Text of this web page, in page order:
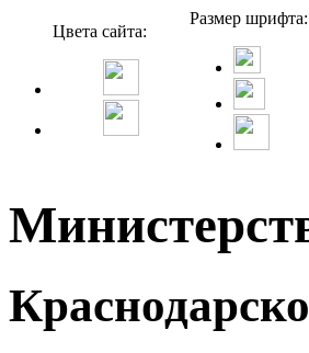
Цвета сайта:
Размер шрифта: